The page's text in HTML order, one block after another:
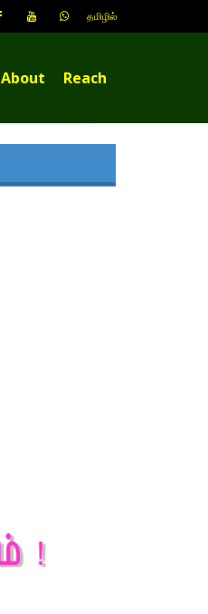
தமிழில்
About Reach